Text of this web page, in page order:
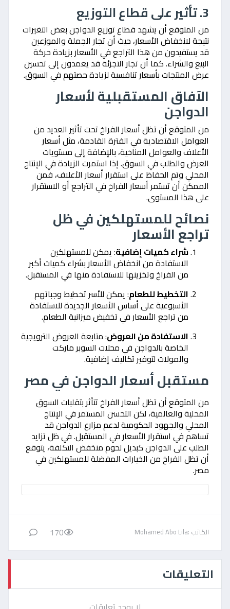
3. تأثير على قطاع التوزيع
من المتوقع أن يشهد قطاع توزيع الدواجن بعض التغيرات
نتيجة لانخفاض الأسعار، حيث أن تجار الجملة والموزعين
قد يستفيدون من هذا التراجع في الأسعار بزيادة حركة
البيع والشراء. كما أن تجار التجزئة قد يعمدون إلى تحسين
عرض المنتجات بأسعار تنافسية لزيادة حصتهم في السوق.
الآفاق المستقبلية لأسعار
الدواجن
من المتوقع أن تظل أسعار الفراخ تحت تأثير العديد من
العوامل الاقتصادية في الفترة القادمة، مثل أسعار
الأعلاف والعوامل المناخية، بالإضافة إلى مستويات
العرض والطلب في السوق. إذا استمرت الزيادة في الإنتاج
المحلي وتم الحفاظ على استقرار أسعار الأعلاف، فمن
الممكن أن تستمر أسعار الفراخ في التراجع أو الاستقرار
على هذا المستوى.
نصائح للمستهلكين في ظل
تراجع الأسعار
شراء كميات إضافية: يمكن للمستهلكين
الاستفادة من انخفاض الأسعار بشراء كميات أكبر
من الفراخ وتخزينها للاستفادة منها في المستقبل.
التخطيط للطعام: يمكن للأسر تخطيط وجباتهم
الأسبوعية على أساس الأسعار الجديدة للاستفادة
من تراجع الأسعار في تخفيض ميزانية الطعام.
الاستفادة من العروض: متابعة العروض الترويجية
الخاصة بالدواجن في محلات السوبر ماركت
والمولات لتوفير تكاليف إضافية.
مستقبل أسعار الدواجن في مصر
من المتوقع أن تظل أسعار الفراخ تتأثر بتقلبات السوق
المحلية والعالمية، لكن التحسن المستمر في الإنتاج
المحلي والجهود الحكومية لدعم مزارع الدواجن قد
تساهم في استقرار الأسعار في المستقبل. في ظل تزايد
الطلب على الدواجن كبديل لحوم منخفض التكلفة، يتوقع
أن تظل الفراخ من الخيارات المفضلة للمستهلكين في
مصر.
الكاتب :Mohamed Abo Lila 170
التعليقات